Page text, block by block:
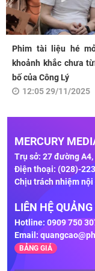
Phim tài liệu hé
khoảnh khắc chưa
bố của Công Lý
12:05 29/11/2025
MERCURY
Trụ sở: 27 đường
Điện thoại: (028)-
Chịu trách nhiệm
LIÊN HỆ QUẢNG
Hotline: 0909 750
Email:
BẢNG GIÁ